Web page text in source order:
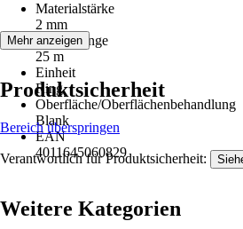
Materialstärke
2 mm
Gesamtlänge
25 m
Einheit
Ring
Oberfläche/Oberflächenbehandlung
Blank
EAN
4011645060829
Mehr anzeigen
Produktsicherheit
Bereich überspringen
Verantwortlich für Produktsicherheit:
Weitere Kategorien